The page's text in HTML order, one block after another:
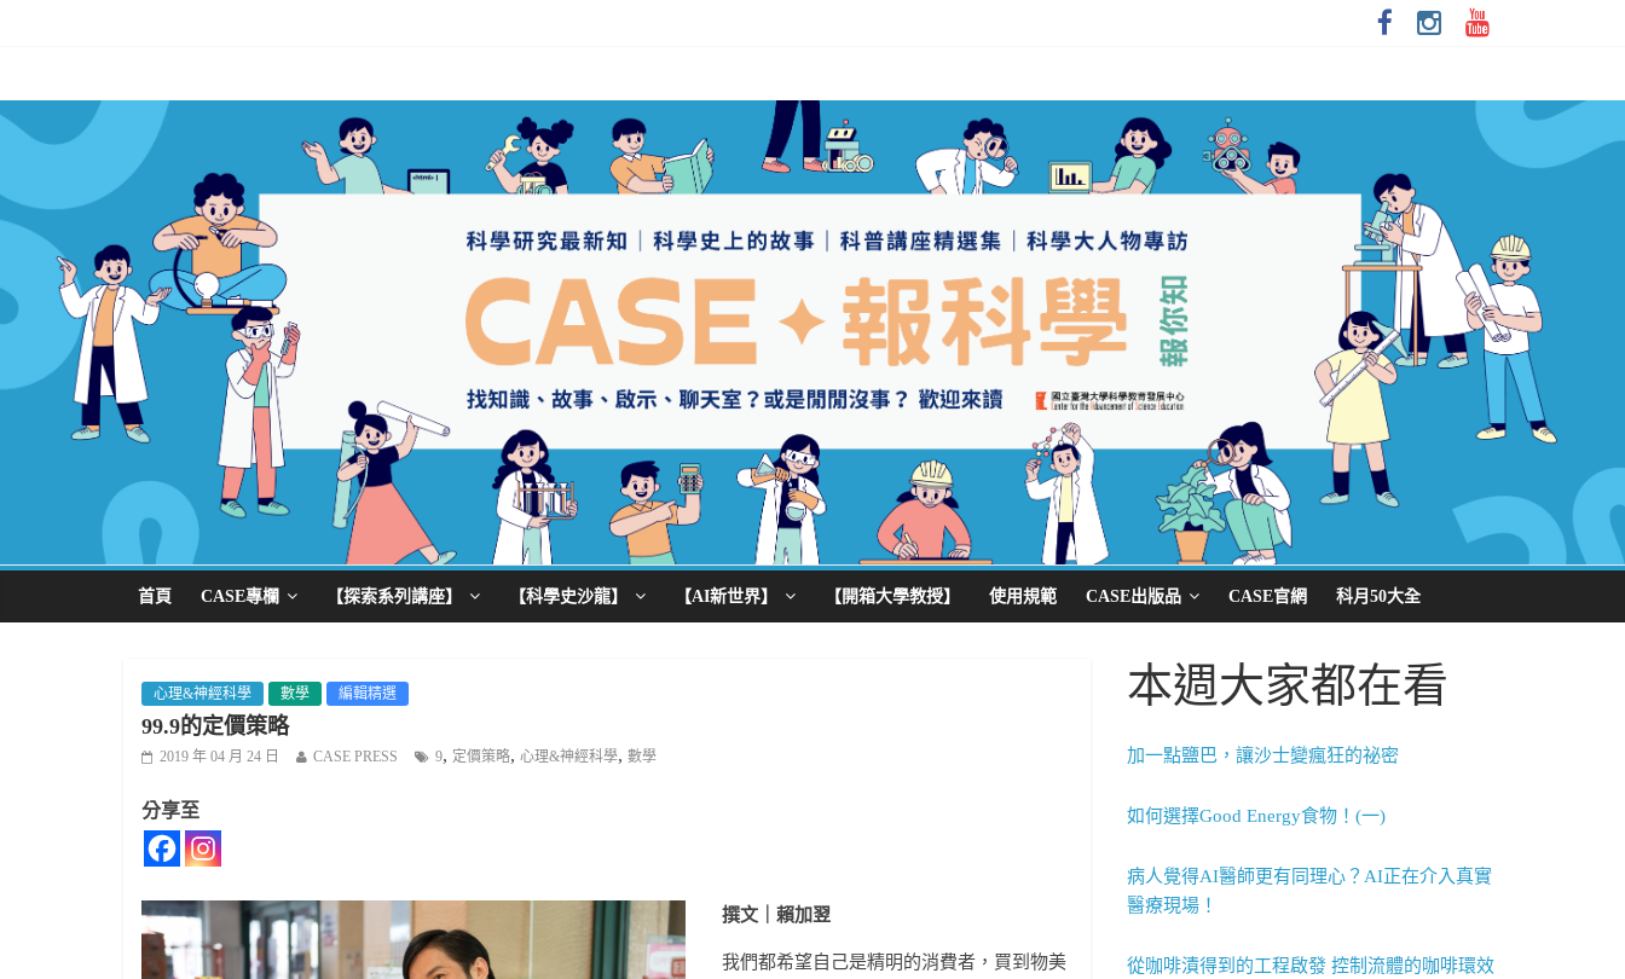
首頁 CASE專欄 【探索系列講座】 【科學史沙龍】 【AI新世界】 【開箱大學教授】 使用規範 CASE出版品 CASE官網 科月50大全
心理&神經科學 數學 編輯精選
99.9的定價策略
2019 年 04 月 24 日 CASE PRESS 9, 定價策略, 心理&神經科學, 數學
分享至
撰文｜賴加翌
我們都希望自己是精明的消費者，買到物美
本週大家都在看
加一點鹽巴，讓沙士變瘋狂的祕密
如何選擇Good Energy食物！(一)
病人覺得AI醫師更有同理心？AI正在介入真實
醫療現場！
從咖啡漬得到的工程啟發 控制流體的咖啡環效